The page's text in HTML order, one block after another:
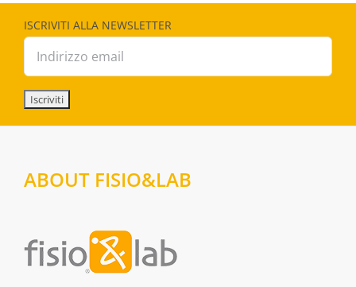
ISCRIVITI ALLA NEWSLETTER
ABOUT FISIO&LAB